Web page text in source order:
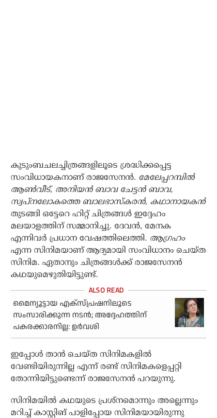
കുടുംബചലച്ചിത്രങ്ങളിലൂടെ ശ്രദ്ധിക്കപ്പെട്ട
സംവിധായകനാണ് രാജസേനൻ. മേലേപ്പറമ്പിൽ
ആൺവീട്, അനിയൻ ബാവ ചേട്ടൻ ബാവ,
സ്വപ്നലോകത്തെ ബാലഭാസ്കരൻ, കഥാനായകൻ
തുടങ്ങി ഒട്ടേറെ ഹിറ്റ് ചിത്രങ്ങൾ ഇദ്ദേഹം
മലയാളത്തിന് സമ്മാനിച്ചു. ദേവൻ, മേനക
എന്നിവർ പ്രധാന വേഷത്തിലെത്തി. ആഗ്രഹം
എന്ന സിനിമയാണ് ആദ്യമായി സംവിധാനം ചെയ്ത
സിനിമ. ഏതാനും ചിത്രങ്ങൾക്ക് രാജസേനൻ
കഥയുമെഴുതിയിട്ടുണ്ട്.
മൈന്യൂട്ടായ എക്‌സ്പ്രഷനിലൂടെ
സംസാരിക്കുന്ന നടന്‍; അദ്ദേഹത്തിന്
പകരക്കാരനില്ല: ഉര്‍വശി
ഇപ്പോൾ താന്‍ ചെയ്ത സിനിമകളില്‍
വേണ്ടിയിരുന്നില്ല എന്ന് രണ്ട് സിനിമകളെപ്പറ്റി
തോന്നിയിട്ടുണ്ടെന്ന് രാജസേനന്‍ പറയുന്നു.
സിനിമയില്‍ കഥയുടെ പ്രശ്‌നമൊന്നും അല്ലെന്നും
മറിച്ച് കാസ്റ്റിങ് പാളിപ്പോയ സിനിമയായിരുന്നു